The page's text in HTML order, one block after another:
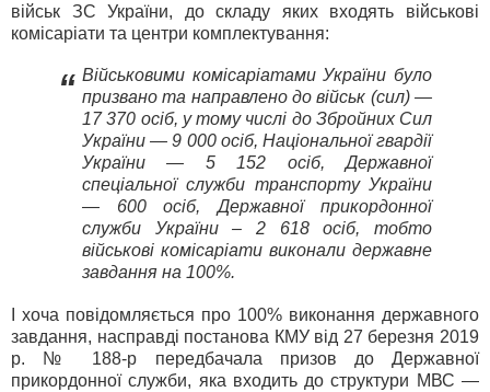
військ ЗС України, до складу яких входять військові
комісаріати та центри комплектування:
“ Військовими комісаріатами України було
призвано та направлено до військ (сил) —
17 370 осіб, у тому числі до Збройних Сил
України — 9 000 осіб, Національної гвардії
України — 5 152 осіб, Державної
спеціальної служби транспорту України
— 600 осіб, Державної прикордонної
служби України – 2 618 осіб, тобто
військові комісаріати виконали державне
завдання на 100%.
І хоча повідомляється про 100% виконання державного
завдання, насправді постанова КМУ від 27 березня 2019
р. № 188-р передбачала призов до Державної
прикордонної служби, яка входить до структури МВС —